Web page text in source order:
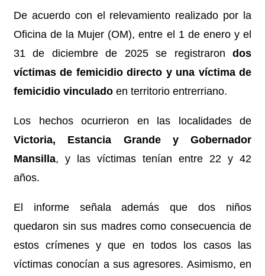
De acuerdo con el relevamiento realizado por la
Oficina de la Mujer (OM), entre el 1 de enero y el
31 de diciembre de 2025 se registraron dos
víctimas de femicidio directo y una víctima de
femicidio vinculado en territorio entrerriano.
Los hechos ocurrieron en las localidades de
Victoria, Estancia Grande y Gobernador
Mansilla, y las víctimas tenían entre 22 y 42
años.
El informe señala además que dos niños
quedaron sin sus madres como consecuencia de
estos crímenes y que en todos los casos las
víctimas conocían a sus agresores. Asimismo, en